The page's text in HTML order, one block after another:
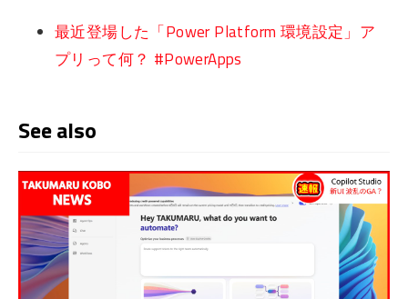
最近登場した「Power Platform 環境設定」ア
プリって何？ #PowerApps
See also